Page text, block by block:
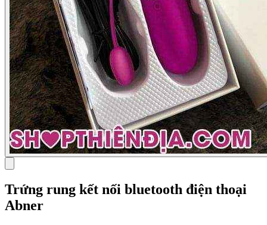
Trứng rung kết nối bluetooth điện thoại
Abner